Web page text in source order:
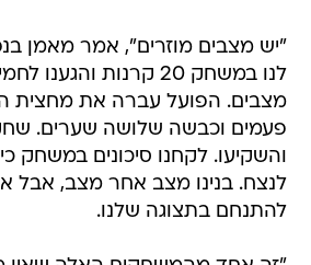
"יש מצבים מוזרים", אמר מאמן
לנו במשחק 20 קרנות
מצבים. הפועל עברה את מחצית
פעמים וכבשה שלושה שערים.
והשקיעו. לקחנו סיכונים במשחק כי
לנצח. בנינו מצב אחר מצב, אבל
להתנחם בתצוגה שלנו.